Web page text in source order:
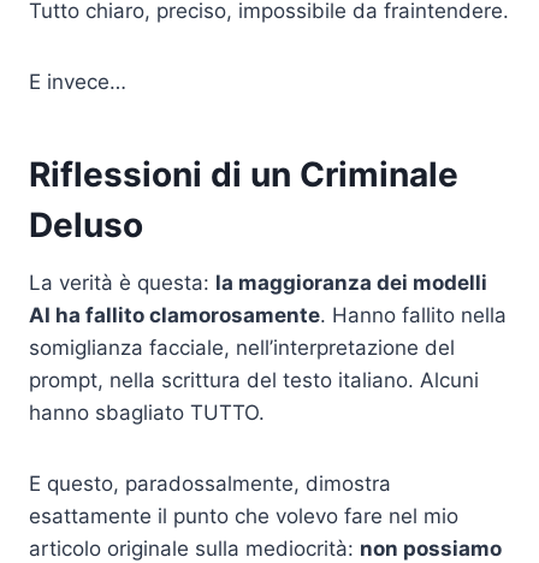
Tutto chiaro, preciso, impossibile da fraintendere.
E invece…
Riflessioni di un Criminale
Deluso
La verità è questa: la maggioranza dei modelli
AI ha fallito clamorosamente. Hanno fallito nella
somiglianza facciale, nell’interpretazione del
prompt, nella scrittura del testo italiano. Alcuni
hanno sbagliato TUTTO.​
E questo, paradossalmente, dimostra
esattamente il punto che volevo fare nel mio
articolo originale sulla mediocrità: non possiamo